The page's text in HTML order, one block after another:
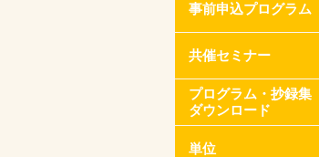
事前申込プログラム
共催セミナー
プログラム・抄録集
ダウンロード
単位